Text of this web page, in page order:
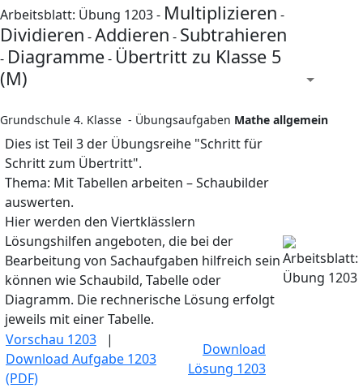
Arbeitsblatt: Übung 1203 - Multiplizieren -
Dividieren -Addieren - Subtrahieren
- Diagramme- Übertritt zu Klasse 5
(M)
Grundschule 4. Klasse - Übungsaufgaben Mathe allgemein
Dies ist Teil 3 der Übungsreihe "Schritt für
Schritt zum Übertritt".
Thema: Mit Tabellen arbeiten – Schaubilder
auswerten.
Hier werden den Viertklässlern
Lösungshilfen angeboten, die bei der
Bearbeitung von Sachaufgaben hilfreich sein
können wie Schaubild, Tabelle oder
Diagramm. Die rechnerische Lösung erfolgt
jeweils mit einer Tabelle.
Vorschau 1203 |
Download Aufgabe 1203
(PDF)
Download
Lösung 1203